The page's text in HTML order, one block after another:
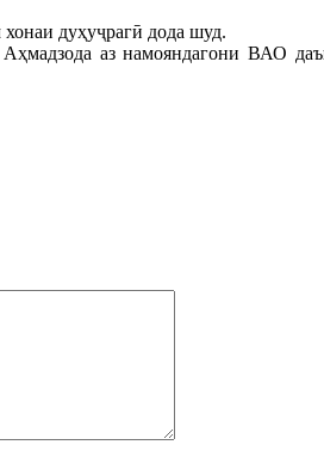
дуҳуҷрагӣ дода шуд.
аз намояндагони ВАО